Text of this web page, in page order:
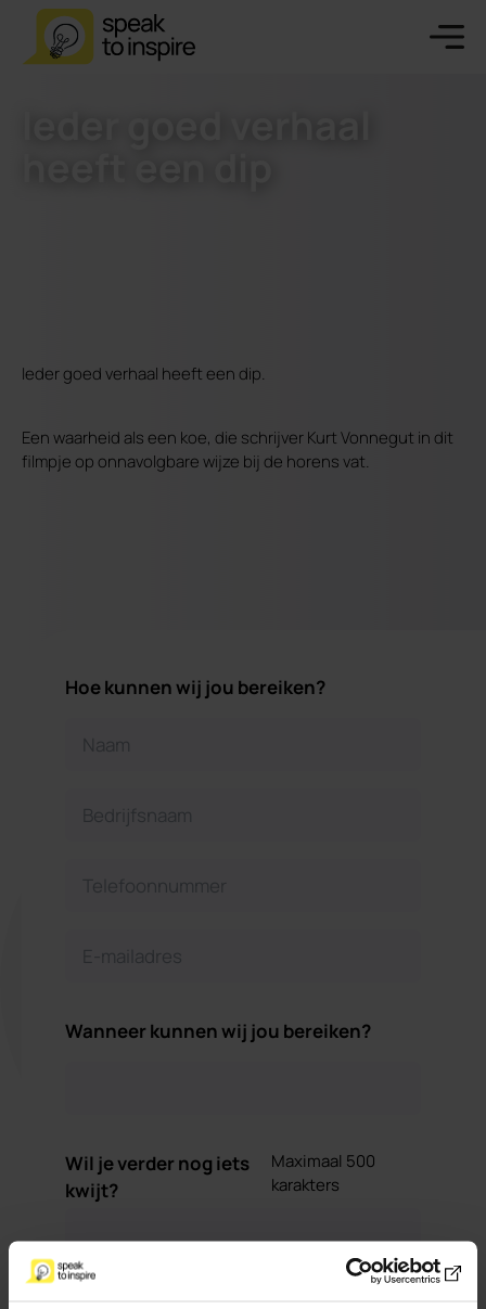
Ieder goed verhaal heeft een dip.
Een waarheid als een koe, die schrijver Kurt Vonnegut in dit
filmpje op onnavolgbare wijze bij de horens vat.
Hoe kunnen wij jou bereiken?
Wanneer kunnen wij jou bereiken?
Wil je verder nog iets
kwijt?
Maximaal 500
karakters